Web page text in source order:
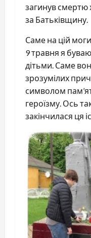
загинув смертю
за Батьківщину.
Саме на цій
9 травня я буваю
дітьми. Саме
зрозумілих
символом
героїзму. Ось
закінчилася ця